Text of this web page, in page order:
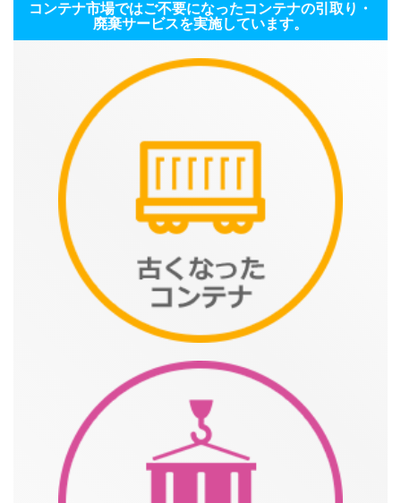
ご注文の流れ
展示会場案内
その他ご案内
コンテナ市場ではご不要になったコンテナの引取り・
廃棄サービスを実施しています。